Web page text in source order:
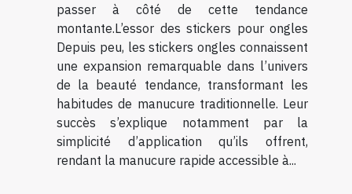
passer à côté de cette tendance
montante.L’essor des stickers pour ongles
Depuis peu, les stickers ongles connaissent
une expansion remarquable dans l’univers
de la beauté tendance, transformant les
habitudes de manucure traditionnelle. Leur
succès s’explique notamment par la
simplicité d’application qu’ils offrent,
rendant la manucure rapide accessible à...